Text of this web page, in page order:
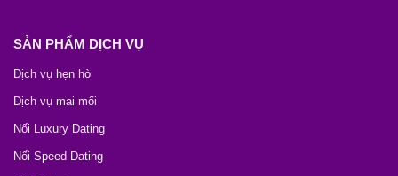
SẢN PHẨM DỊCH VỤ
Dịch vụ hẹn hò
Dịch vụ mai mối
Nối Luxury Dating
Nối Speed Dating